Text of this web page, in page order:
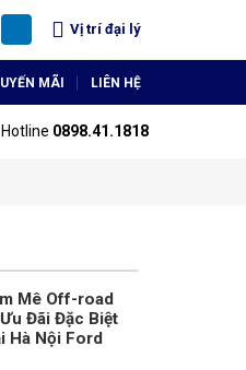
Vị trí đại lý
MÃI LIÊN HỆ
Hotline 0898.41.1818
Mê Off-road
Đãi Đặc Biệt
Hà Nội Ford